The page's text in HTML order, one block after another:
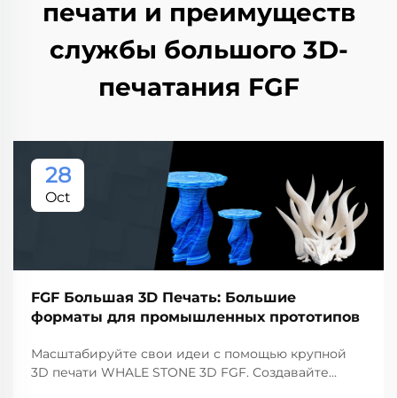
печати и преимуществ
службы большого 3D-
печатания FGF
28
Oct
FGF Большая 3D Печать: Большие
форматы для промышленных прототипов
Масштабируйте свои идеи с помощью крупной
3D печати WHALE STONE 3D FGF. Создавайте